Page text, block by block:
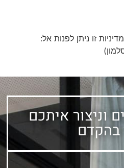
וניצור איתכם